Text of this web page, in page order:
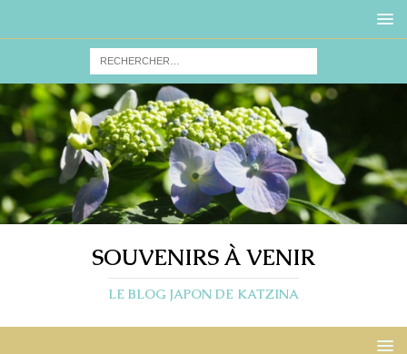
SOUVENIRS À VENIR
LE BLOG JAPON DE KATZINA